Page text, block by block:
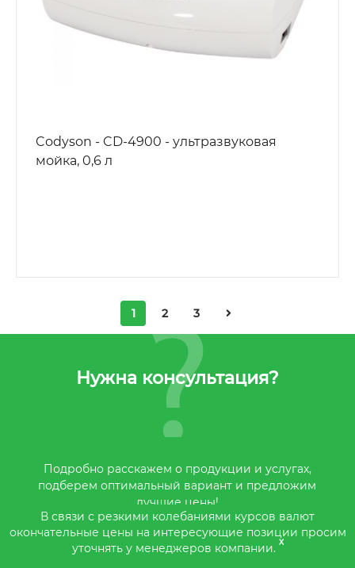
Codyson - CD-4900 - ультразвуковая
мойка, 0,6 л
1 2 3
Нужна консультация?
Подробно расскажем о продукции и услугах,
подберем оптимальный вариант и предложим
лучшие цены!
В связи с резкими колебаниями курсов валют
окончательные цены на интересующие позиции просим
уточнять у менеджеров компании.
x